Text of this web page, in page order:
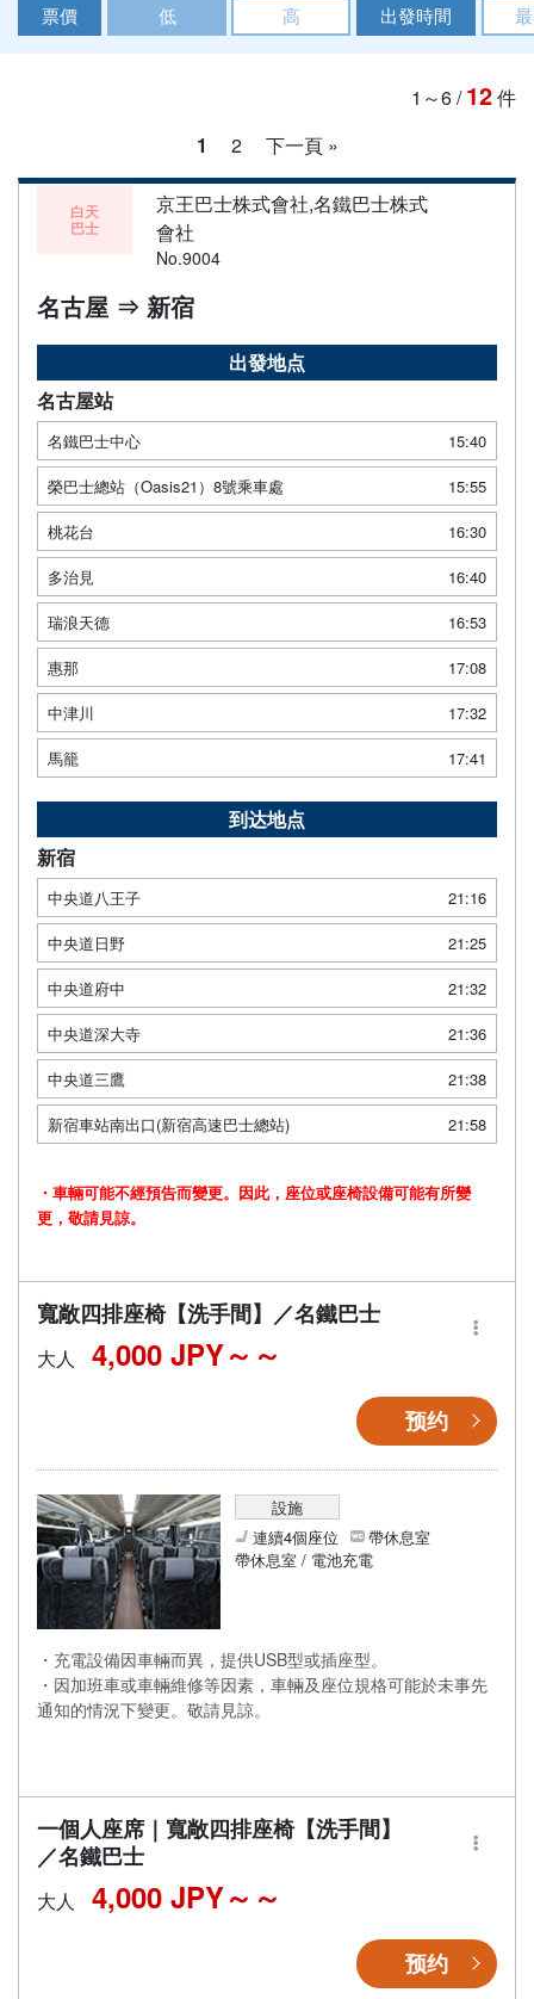
票價 低 高 出發時間
1～6/12件
1
2 下一頁 »
白天
巴士
京王巴士株式會社,名鐵巴士株式
會社
No.9004
名古屋 ⇒ 新宿
出發地点
名古屋站
名鐵巴士中心
15:40
榮巴士總站（Oasis21）8號乘車處
15:55
桃花台
16:30
多治見
16:40
瑞浪天德
16:53
惠那
17:08
中津川
17:32
馬籠
17:41
到达地点
新宿
中央道八王子
21:16
中央道日野
21:25
中央道府中
21:32
中央道深大寺
21:36
中央道三鷹
21:38
新宿車站南出口(新宿高速巴士總站)
21:58
・車輛可能不經預告而變更。因此，座位或座椅設備可能有所變
更，敬請見諒。
寬敞四排座椅【洗手間】／名鐵巴士
大人 4,000 JPY～
预约
設施
連續4個座位
帶休息室
帶休息室 / 電池充電
・充電設備因車輛而異，提供USB型或插座型。
・因加班車或車輛維修等因素，車輛及座位規格可能於未事先
通知的情況下變更。敬請見諒。
一個人座席｜寬敞四排座椅【洗手間】
／名鐵巴士
大人 4,000 JPY～
预约